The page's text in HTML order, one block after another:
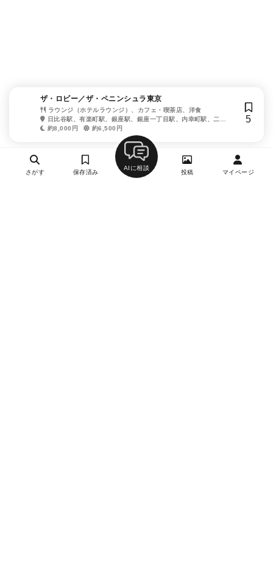
ザ・ロビー／ザ・ペニンシュラ東京
ラウンジ（ホテルラウンジ）、カフェ・喫茶店、洋食
日比谷駅、有楽町駅、銀座駅、銀座一丁目駅、内幸町駅、二重
橋前駅約8,000円 約6,500円
5
さがす 保存済み
AIに相談
投稿 マイページ